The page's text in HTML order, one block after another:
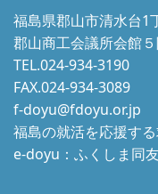
福島県郡山市清水台1
郡山商工会議所会館
TEL.024-934-3190
FAX.024-934-3089
f-doyu@fdoyu.or.jp
福島の就活を応援す
e-doyu：ふくしま同